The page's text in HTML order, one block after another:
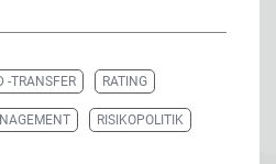
-TRANSFER RATING
RISIKOPOLITIK